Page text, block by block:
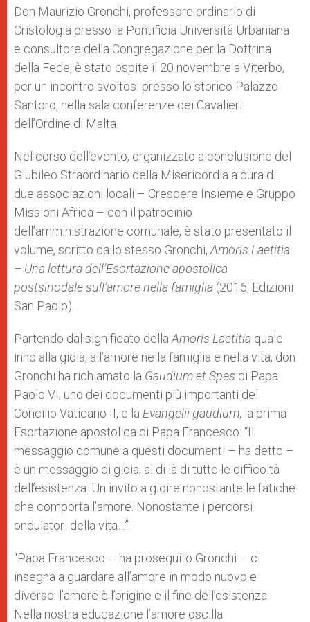
p
p
g
e
r
o
k
r
Don Maurizio Gronchi, professore ordinario di
Cristologia presso la Pontificia Università Urbaniana
e consultore della Congregazione per la Dottrina
della Fede, è stato ospite il 20 novembre a Viterbo,
per un incontro svoltosi presso lo storico Palazzo
Santoro, nella sala conferenze dei Cavalieri
dell’Ordine di Malta.
Nel corso dell’evento, organizzato a conclusione del
Giubileo Straordinario della Misericordia a cura di
due associazioni locali – Crescere Insieme e Gruppo
Missioni Africa – con il patrocinio
dell’amministrazione comunale, è stato presentato il
volume, scritto dallo stesso Gronchi, Amoris Laetitia
– Una lettura dell’Esortazione apostolica
postsinodale sull’amore nella famiglia (2016, Edizioni
San Paolo).
Partendo dal significato della Amoris Laetitia quale
inno alla gioia, all’amore nella famiglia e nella vita, don
Gronchi ha richiamato la Gaudium et Spes di Papa
Paolo VI, uno dei documenti più importanti del
Concilio Vaticano II, e la Evangelii gaudium, la prima
Esortazione apostolica di Papa Francesco: “Il
messaggio comune a questi documenti – ha detto –
è un messaggio di gioia, al di là di tutte le difficoltà
dell’esistenza. Un invito a gioire nonostante le fatiche
che comporta l’amore. Nonostante i percorsi
ondulatori della vita…”.
“Papa Francesco – ha proseguito Gronchi – ci
insegna a guardare all’amore in modo nuovo e
diverso: l’amore è l’origine e il fine dell’esistenza.
Nella nostra educazione l’amore oscilla